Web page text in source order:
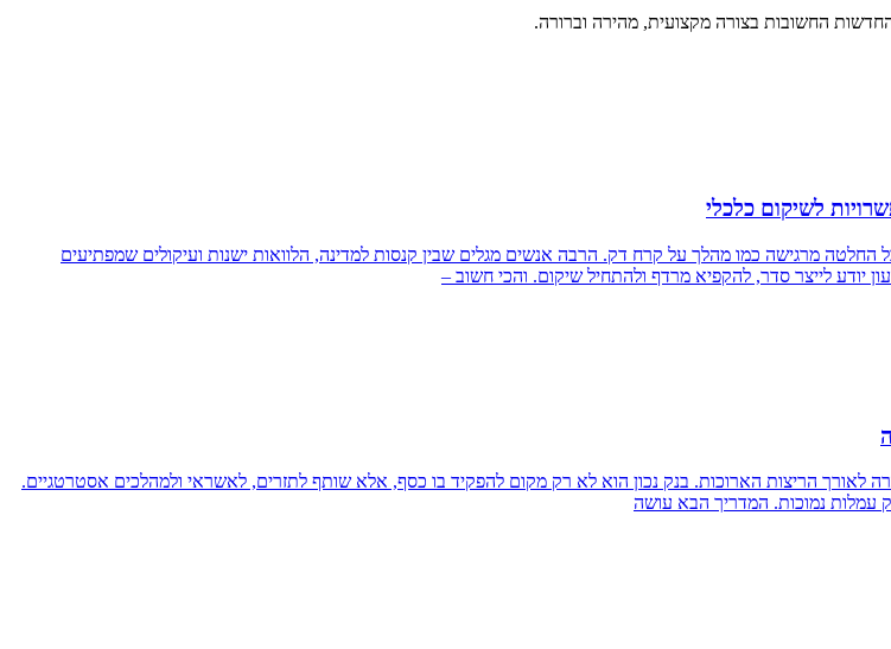
לשיקום כלכלי
מרגישה כמו מהלך על קרח דק. הרבה אנשים מגלים שבין קנסות למדינה, הלוואות ישנות ועיקולים שמפתיעים
יודע לייצר סדר, להקפיא מרדף ולהתחיל שיקום. והכי חשוב –
לאורך הריצות הארוכות. בנק נכון הוא לא רק מקום להפקיד בו כסף, אלא שותף לתזרים, לאשראי ולמהלכים אסטרטגיים.
עמלות נמוכות. המדריך הבא עושה